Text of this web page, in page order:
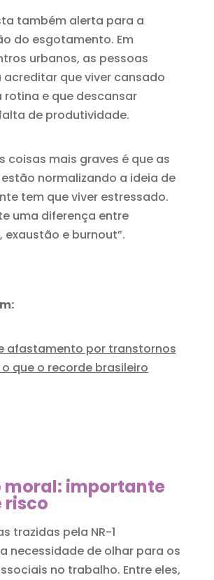
também alerta para a
do esgotamento. Em
urbanos, as pessoas
acreditar que viver cansado
rotina e que descansar
de produtividade.
coisas mais graves é que as
normalizando a ideia de
tem que viver estressado.
uma diferença entre
exaustão e burnout”.
afastamento por transtornos
que o recorde brasileiro
moral: importante
risco
trazidas pela NR-1
necessidade de olhar para os
no trabalho. Entre eles,